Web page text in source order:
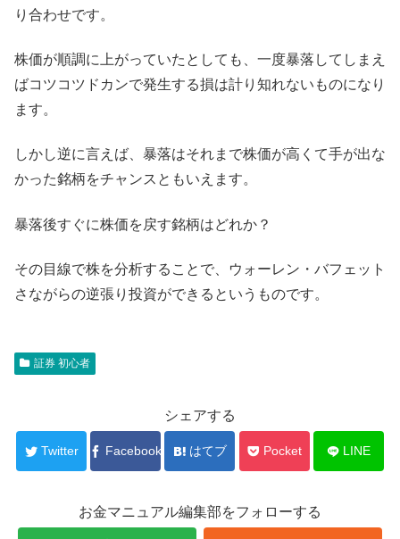
り合わせです。
株価が順調に上がっていたとしても、一度暴落してしまえ
ばコツコツドカンで発生する損は計り知れないものになり
ます。
しかし逆に言えば、暴落はそれまで株価が高くて手が出な
かった銘柄をチャンスともいえます。
暴落後すぐに株価を戻す銘柄はどれか？
その目線で株を分析することで、ウォーレン・バフェット
さながらの逆張り投資ができるというものです。
証券 初心者
シェアする
Twitter Facebook はてブ Pocket LINE
お金マニュアル編集部をフォローする